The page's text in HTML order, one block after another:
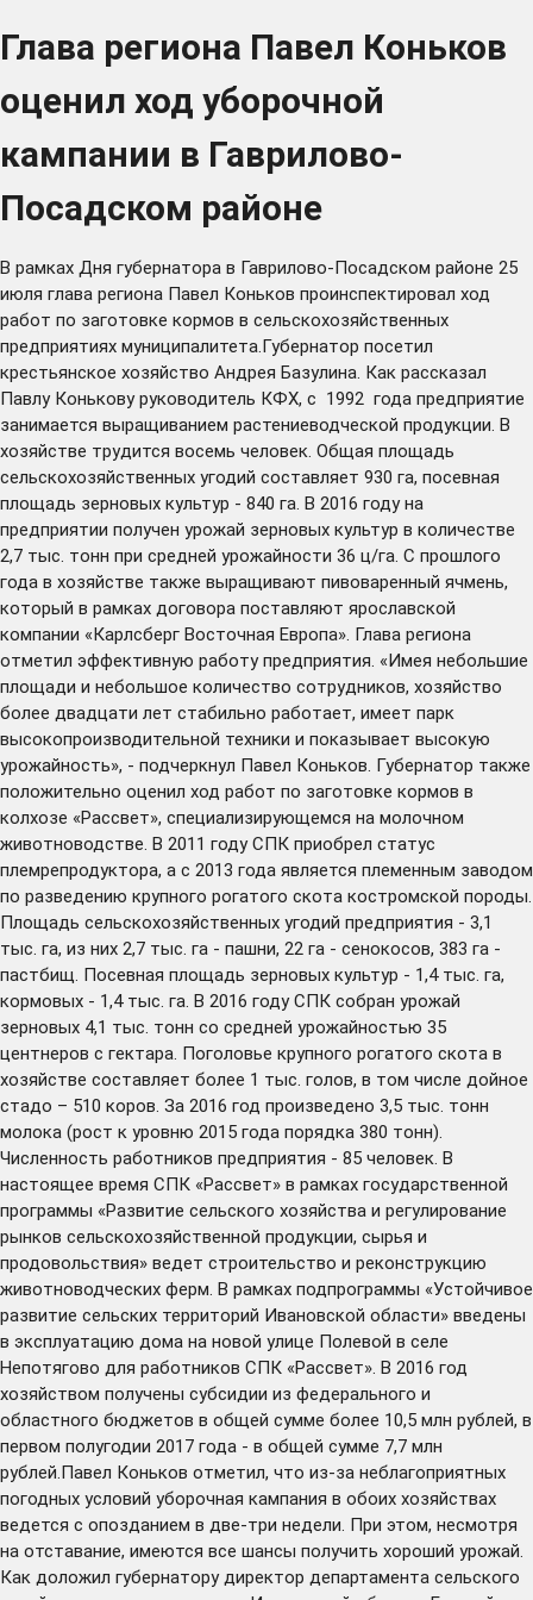
Глава региона Павел Коньков
оценил ход уборочной
кампании в Гаврилово-
Посадском районе
В рамках Дня губернатора в Гаврилово-Посадском районе 25
июля глава региона Павел Коньков проинспектировал ход
работ по заготовке кормов в сельскохозяйственных
предприятиях муниципалитета.Губернатор посетил
крестьянское хозяйство Андрея Базулина. Как рассказал
Павлу Конькову руководитель КФХ, с 1992 года предприятие
занимается выращиванием растениеводческой продукции. В
хозяйстве трудится восемь человек. Общая площадь
сельскохозяйственных угодий составляет 930 га, посевная
площадь зерновых культур - 840 га. В 2016 году на
предприятии получен урожай зерновых культур в количестве
2,7 тыс. тонн при средней урожайности 36 ц/га. С прошлого
года в хозяйстве также выращивают пивоваренный ячмень,
который в рамках договора поставляют ярославской
компании «Карлсберг Восточная Европа». Глава региона
отметил эффективную работу предприятия. «Имея небольшие
площади и небольшое количество сотрудников, хозяйство
более двадцати лет стабильно работает, имеет парк
высокопроизводительной техники и показывает высокую
урожайность», - подчеркнул Павел Коньков. Губернатор также
положительно оценил ход работ по заготовке кормов в
колхозе «Рассвет», специализирующемся на молочном
животноводстве. В 2011 году СПК приобрел статус
племрепродуктора, а с 2013 года является племенным заводом
по разведению крупного рогатого скота костромской породы.
Площадь сельскохозяйственных угодий предприятия - 3,1
тыс. га, из них 2,7 тыс. га - пашни, 22 га - сенокосов, 383 га -
пастбищ. Посевная площадь зерновых культур - 1,4 тыс. га,
кормовых - 1,4 тыс. га. В 2016 году СПК собран урожай
зерновых 4,1 тыс. тонн со средней урожайностью 35
центнеров с гектара. Поголовье крупного рогатого скота в
хозяйстве составляет более 1 тыс. голов, в том числе дойное
стадо – 510 коров. За 2016 год произведено 3,5 тыс. тонн
молока (рост к уровню 2015 года порядка 380 тонн).
Численность работников предприятия - 85 человек. В
настоящее время СПК «Рассвет» в рамках государственной
программы «Развитие сельского хозяйства и регулирование
рынков сельскохозяйственной продукции, сырья и
продовольствия» ведет строительство и реконструкцию
животноводческих ферм. В рамках подпрограммы «Устойчивое
развитие сельских территорий Ивановской области» введены
в эксплуатацию дома на новой улице Полевой в селе
Непотягово для работников СПК «Рассвет». В 2016 год
хозяйством получены субсидии из федерального и
областного бюджетов в общей сумме более 10,5 млн рублей, в
первом полугодии 2017 года - в общей сумме 7,7 млн
рублей.Павел Коньков отметил, что из-за неблагоприятных
погодных условий уборочная кампания в обоих хозяйствах
ведется с опозданием в две-три недели. При этом, несмотря
на отставание, имеются все шансы получить хороший урожай.
Как доложил губернатору директор департамента сельского